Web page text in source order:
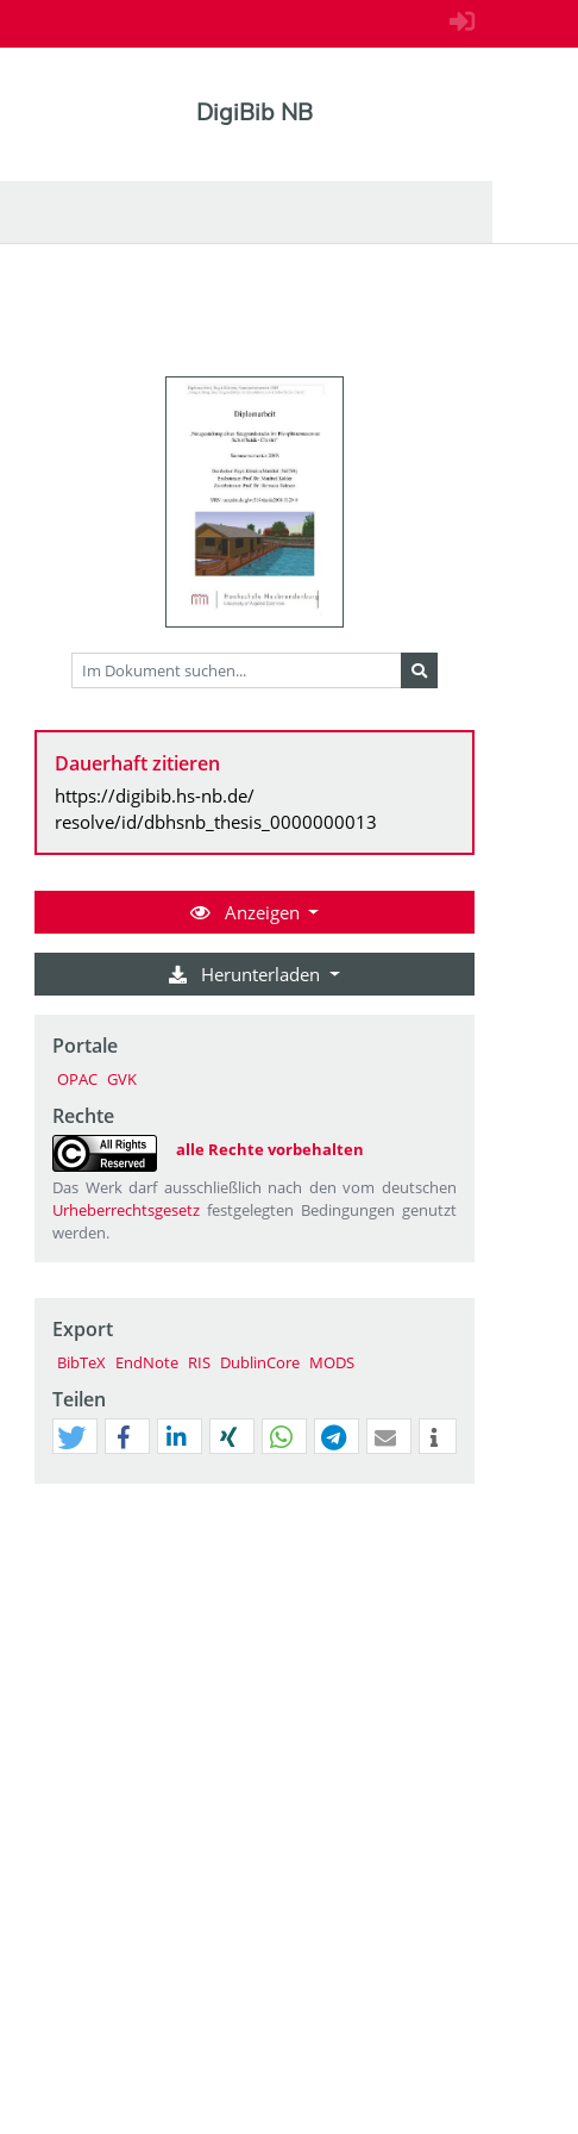
DigiBib NB
Dauerhaft zitieren
https://digibib.hs-nb.de/
resolve/id/dbhsnb_thesis_0000000013
Anzeigen
Herunterladen
Portale
OPAC GVK
Rechte
alle Rechte vorbehalten
Das Werk darf ausschließlich nach den vom deutschen
Urheberrechtsgesetz festgelegten Bedingungen genutzt
werden.
Export
BibTeX EndNote RIS DublinCore MODS
Teilen